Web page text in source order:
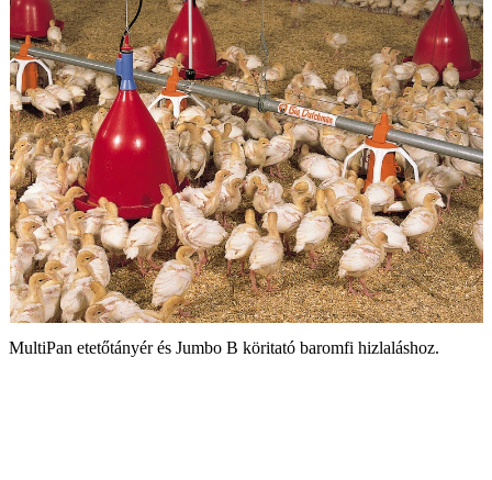
MultiPan etetőtányér és Jumbo B köritató baromfi hizlaláshoz.